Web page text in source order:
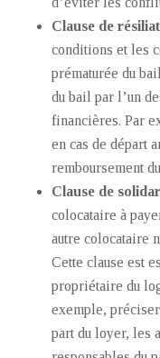
Clause de
conditions et les
prématurée du
du bail par l’un
financières. Par
en cas de départ
remboursement
Clause de
colocataire à
autre colocataire
Cette clause est
propriétaire du
exemple,
part du loyer, les